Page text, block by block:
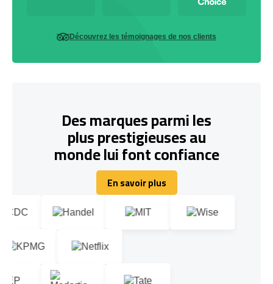
Découvrez les témoignages de nos clients
Des marques parmi les
plus prestigieuses au
monde lui font confiance
En savoir plus
En savoir plus